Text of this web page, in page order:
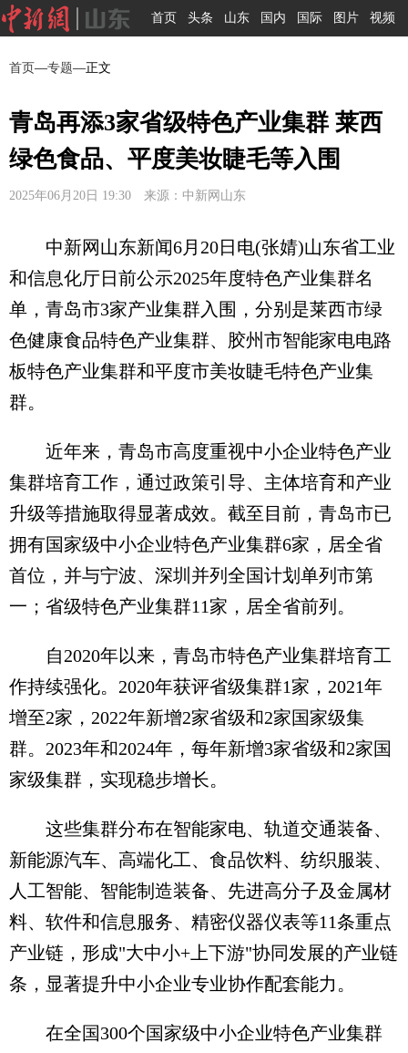
首页 头条 山东 国内 国际 图片 视频
首页—专题—正文
青岛再添3家省级特色产业集群 莱西
绿色食品、平度美妆睫毛等入围
2025年06月20日 19:30 来源：中新网山东
中新网山东新闻6月20日电(张婧)山东省工业
和信息化厅日前公示2025年度特色产业集群名
单，青岛市3家产业集群入围，分别是莱西市绿
色健康食品特色产业集群、胶州市智能家电电路
板特色产业集群和平度市美妆睫毛特色产业集
群。
近年来，青岛市高度重视中小企业特色产业
集群培育工作，通过政策引导、主体培育和产业
升级等措施取得显著成效。截至目前，青岛市已
拥有国家级中小企业特色产业集群6家，居全省
首位，并与宁波、深圳并列全国计划单列市第
一；省级特色产业集群11家，居全省前列。
自2020年以来，青岛市特色产业集群培育工
作持续强化。2020年获评省级集群1家，2021年
增至2家，2022年新增2家省级和2家国家级集
群。2023年和2024年，每年新增3家省级和2家国
家级集群，实现稳步增长。
这些集群分布在智能家电、轨道交通装备、
新能源汽车、高端化工、食品饮料、纺织服装、
人工智能、智能制造装备、先进高分子及金属材
料、软件和信息服务、精密仪器仪表等11条重点
产业链，形成"大中小+上下游"协同发展的产业链
条，显著提升中小企业专业协作配套能力。
在全国300个国家级中小企业特色产业集群